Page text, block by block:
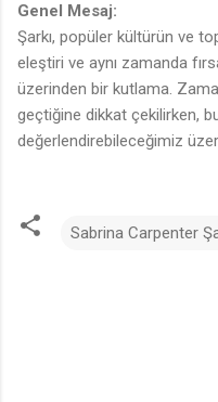
Genel Mesaj:
Şarkı, popüler kültürün ve
eleştiri ve aynı zamanda
üzerinden bir kutlama.
geçtiğine dikkat çekilirken,
değerlendirebileceğimiz
Sabrina Carpenter